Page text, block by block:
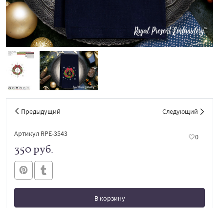
Предыдущий Следующий
Артикул RPE-3543 0
350 руб.
В корзину